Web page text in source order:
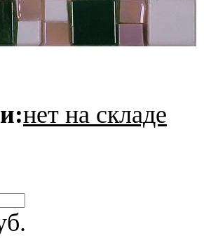
нет на складе